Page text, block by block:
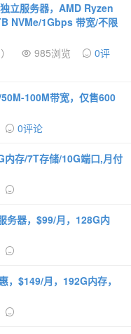
立服务器，AMD Ryzen
NVMe/1Gbps 带宽/不限
985浏览
0评
100M带宽，仅售600
0评论
存/7T存储/10G端口,月付
务器，$99/月，128G内
$149/月，192G内存，